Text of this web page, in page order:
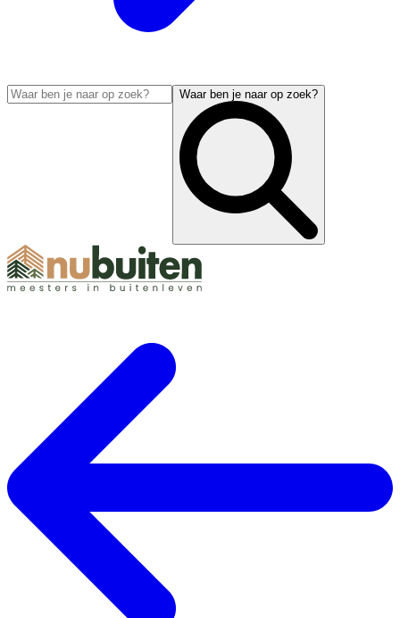
Waar ben je naar op zoek?